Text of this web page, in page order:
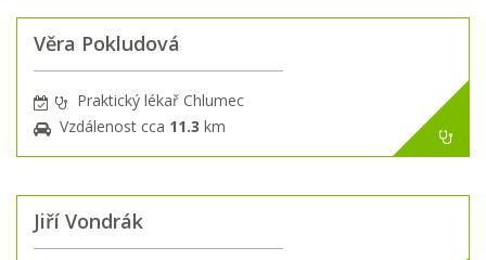
Věra Pokludová
Praktický lékař Chlumec
Vzdálenost cca 11.3 km
Jiří Vondrák